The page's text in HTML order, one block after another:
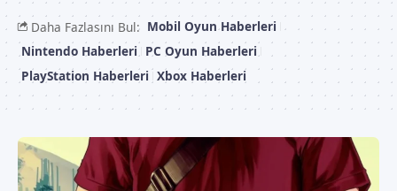
Daha Fazlasını Bul: Mobil Oyun Haberleri
Nintendo Haberleri PC Oyun Haberleri
PlayStation Haberleri Xbox Haberleri